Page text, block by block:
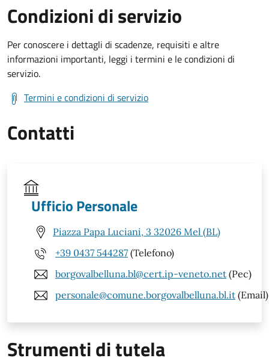
Condizioni di servizio
Per conoscere i dettagli di scadenze, requisiti e altre
informazioni importanti, leggi i termini e le condizioni di
servizio.
Termini e condizioni di servizio
Contatti
Ufficio Personale
Piazza Papa Luciani, 3 32026 Mel (BL)
+39 0437 544287 (Telefono)
borgovalbelluna.bl@cert.ip-veneto.net (Pec)
personale@comune.borgovalbelluna.bl.it (Email)
Strumenti di tutela